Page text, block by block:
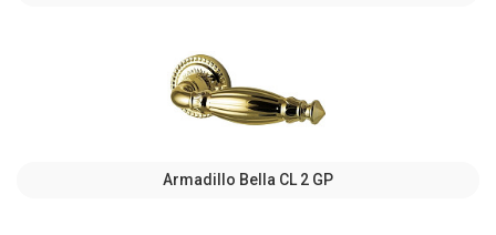
Armadillo Bella CL 2 GP